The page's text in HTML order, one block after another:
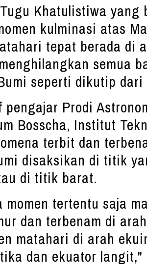
Khatulistiwa yang
kulminasi atas
tepat berada di
semua
seperti dikutip dari
pengajar Prodi
Bosscha, Institut
terbit dan
disaksikan di titik
di titik barat.
momen tertentu saja
dan terbenam di
matahari di arah
dan ekuator